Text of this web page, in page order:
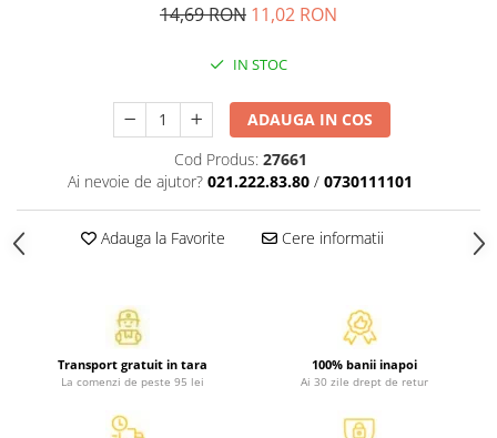
Povesti pentru copii
Povesti si povestiri
Dictionare si enciclopedii
Dictionare de limba romana
Dictionare tematice
Enciclopedii
Diete si fitness
14,69 RON 11,02 RON
IN STOC
ADAUGA IN COS
Cod Produs: 27661
Ai nevoie de ajutor? 021.222.83.80 / 0730111101
Adauga la Favorite Cere informatii
Transport gratuit in tara
La comenzi de peste 95 lei
100% banii inapoi
Ai 30 zile drept de retur